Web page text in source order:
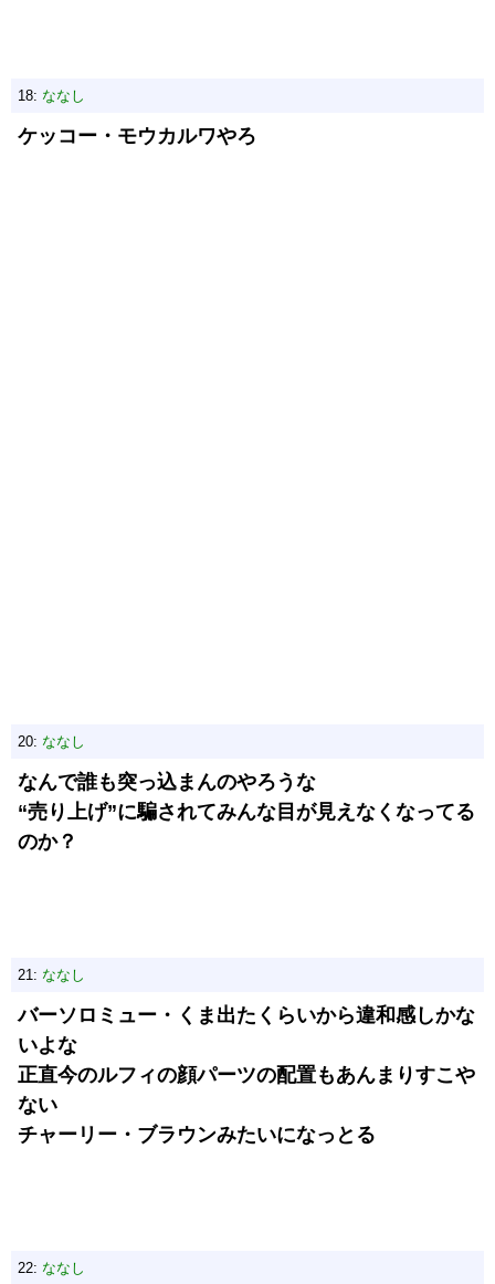
18: ななし
ケッコー・モウカルワやろ
20: ななし
なんで誰も突っ込まんのやろうな
“売り上げ”に騙されてみんな目が見えなくなってる
のか？
21: ななし
バーソロミュー・くま出たくらいから違和感しかな
いよな
正直今のルフィの顔パーツの配置もあんまりすこや
ない
チャーリー・ブラウンみたいになっとる
22: ななし